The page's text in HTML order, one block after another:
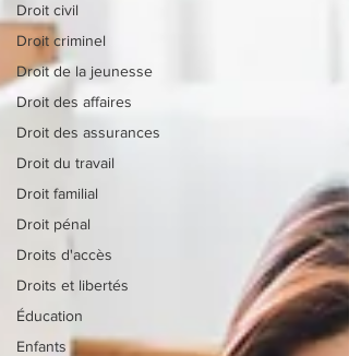
Droit civil
Droit criminel
Droit de la jeunesse
Droit des affaires
Droit des assurances
Droit du travail
Droit familial
Droit pénal
Droits d'accès
Droits et libertés
Éducation
Enfants